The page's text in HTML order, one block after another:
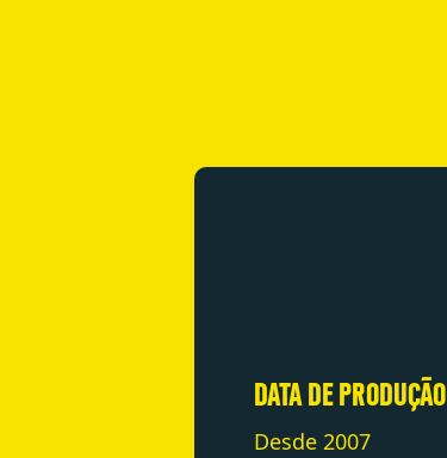
DATA DE PRODUÇÃO
Desde 2007